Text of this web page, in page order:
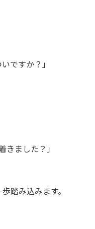
ですか？」
ました？」
踏み込みます。